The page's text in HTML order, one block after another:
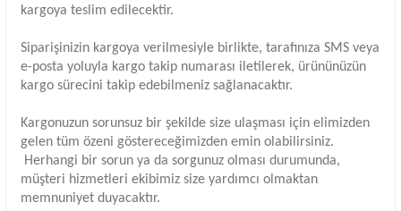
kargoya teslim edilecektir.
Siparişinizin kargoya verilmesiyle birlikte, tarafınıza SMS veya
e-posta yoluyla kargo takip numarası iletilerek, ürününüzün
kargo sürecini takip edebilmeniz sağlanacaktır.
Kargonuzun sorunsuz bir şekilde size ulaşması için elimizden
gelen tüm özeni göstereceğimizden emin olabilirsiniz.
Herhangi bir sorun ya da sorgunuz olması durumunda,
müşteri hizmetleri ekibimiz size yardımcı olmaktan
memnuniyet duyacaktır.